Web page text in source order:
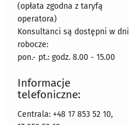
(opłata zgodna z taryfą
operatora)
Konsultanci są dostępni w dni
robocze:
pon.- pt.: godz. 8.00 - 15.00
Informacje
telefoniczne:
Centrala: +48 17 853 52 10,